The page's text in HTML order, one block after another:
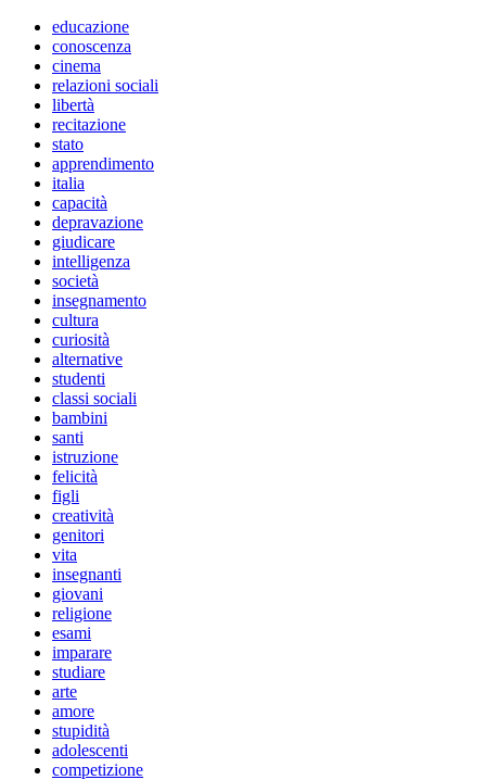
educazione
conoscenza
cinema
relazioni sociali
libertà
recitazione
stato
apprendimento
italia
capacità
depravazione
giudicare
intelligenza
società
insegnamento
cultura
curiosità
alternative
studenti
classi sociali
bambini
santi
istruzione
felicità
figli
creatività
genitori
vita
insegnanti
giovani
religione
esami
imparare
studiare
arte
amore
stupidità
adolescenti
competizione